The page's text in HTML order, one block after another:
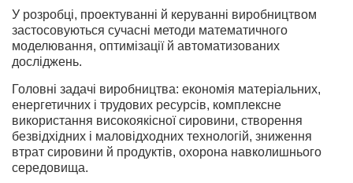
У розробці, проектуванні й керуванні виробництвом
застосовуються сучасні методи математичного
моделювання, оптимізації й автоматизованих
досліджень.
Головні задачі виробництва: економія матеріальних,
енергетичних і трудових ресурсів, комплексне
використання високоякісної сировини, створення
безвідхідних і маловідходних технологій, зниження
втрат сировини й продуктів, охорона навколишнього
середовища.